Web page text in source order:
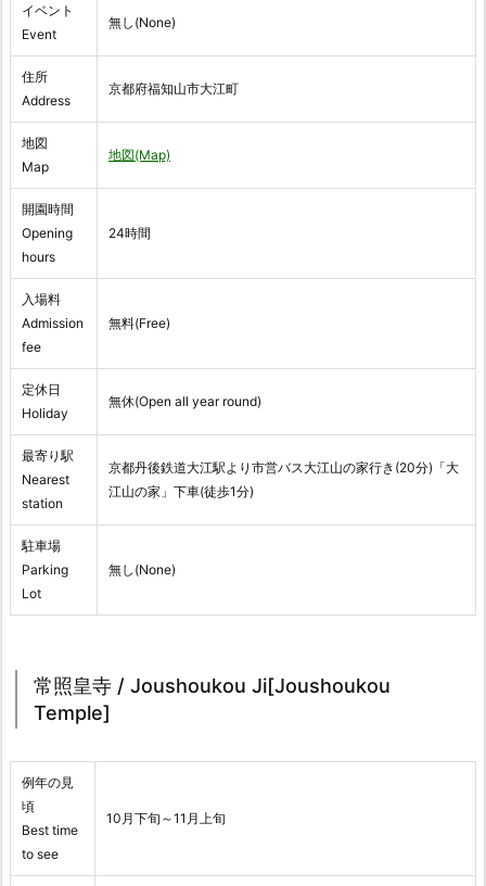
イベント
Event
無し(None)
住所
Address
京都府福知山市大江町
地図
Map
地図(Map)
開園時間
Opening
hours
24時間
入場料
Admission
fee
無料(Free)
定休日
Holiday
無休(Open all year round)
最寄り駅
Nearest
station
京都丹後鉄道大江駅より市営バス大江山の家行き(20分)「大
江山の家」下車(徒歩1分)
駐車場
Parking
Lot
無し(None)
常照皇寺 / Joushoukou Ji[Joushoukou
Temple]
例年の見
頃
Best time
to see
10月下旬～11月上旬